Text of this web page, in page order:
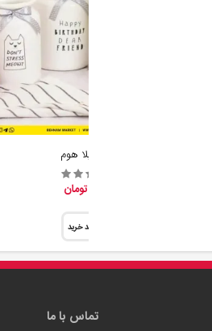
گلدان ایلا هوم
سبد خرید
تماس با ما